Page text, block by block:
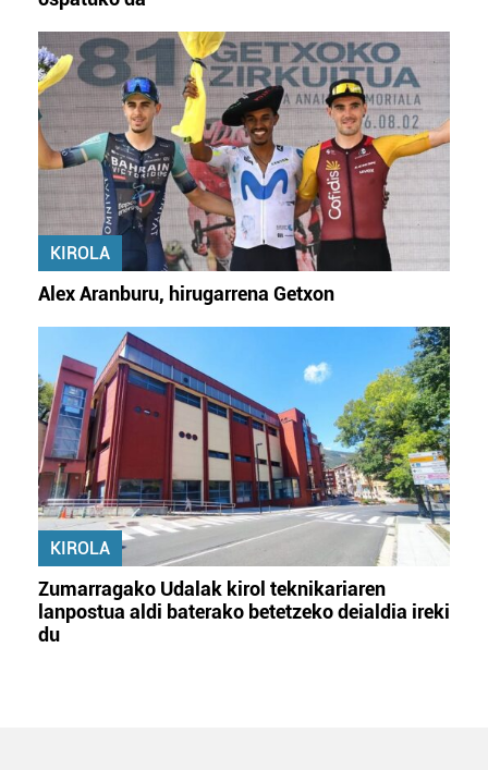
KIROLA
Alex Aranburu, hirugarrena Getxon
KIROLA
Zumarragako Udalak kirol teknikariaren
lanpostua aldi baterako betetzeko deialdia ireki
du